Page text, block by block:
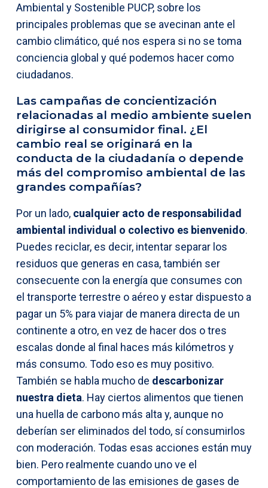
Ambiental y Sostenible PUCP, sobre los
principales problemas que se avecinan ante el
cambio climático, qué nos espera si no se toma
conciencia global y qué podemos hacer como
ciudadanos.
Las campañas de concientización
relacionadas al medio ambiente suelen
dirigirse al consumidor final. ¿El
cambio real se originará en la
conducta de la ciudadanía o depende
más del compromiso ambiental de las
grandes compañías?
Por un lado, cualquier acto de responsabilidad
ambiental individual o colectivo es bienvenido.
Puedes reciclar, es decir, intentar separar los
residuos que generas en casa, también ser
consecuente con la energía que consumes con
el transporte terrestre o aéreo y estar dispuesto a
pagar un 5% para viajar de manera directa de un
continente a otro, en vez de hacer dos o tres
escalas donde al final haces más kilómetros y
más consumo. Todo eso es muy positivo.
También se habla mucho de descarbonizar
nuestra dieta. Hay ciertos alimentos que tienen
una huella de carbono más alta y, aunque no
deberían ser eliminados del todo, sí consumirlos
con moderación. Todas esas acciones están muy
bien. Pero realmente cuando uno ve el
comportamiento de las emisiones de gases de